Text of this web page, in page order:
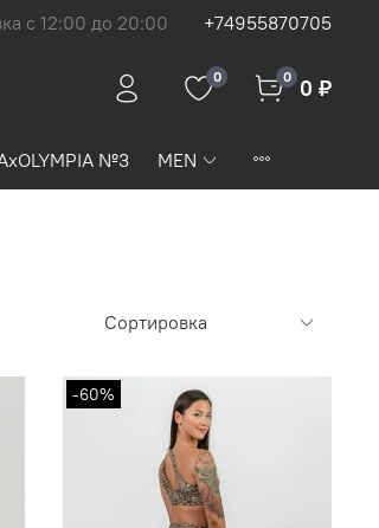
с 12:00 до 20:00 +74955870705
0 0 0 ₽
№3 MEN
-60%